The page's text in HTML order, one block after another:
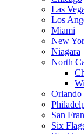
Las
Los
Miami
New
Niagara
North
Orlando
San
Six